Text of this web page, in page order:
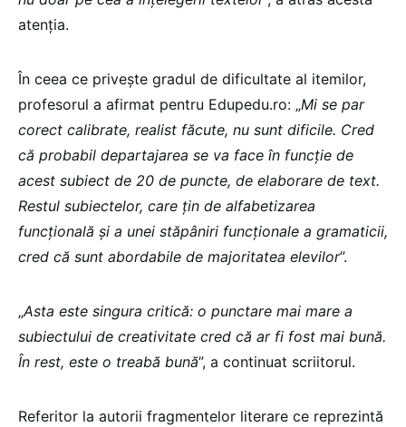
atenția.
În ceea ce privește gradul de dificultate al itemilor,
profesorul a afirmat pentru Edupedu.ro: „Mi se par
corect calibrate, realist făcute, nu sunt dificile. Cred
că probabil departajarea se va face în funcție de
acest subiect de 20 de puncte, de elaborare de text.
Restul subiectelor, care țin de alfabetizarea
funcțională și a unei stăpâniri funcționale a gramaticii,
cred că sunt abordabile de majoritatea elevilor”.
„Asta este singura critică: o punctare mai mare a
subiectului de creativitate cred că ar fi fost mai bună.
În rest, este o treabă bună”, a continuat scriitorul.
Referitor la autorii fragmentelor literare ce reprezintă